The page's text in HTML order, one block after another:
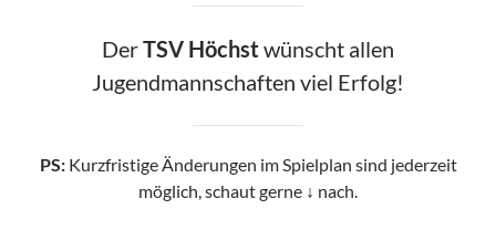
DerTSV Höchst wünscht allen
Jugendmannschaften viel Erfolg!
PS: Kurzfristige Änderungen im Spielplan sind jederzeit
möglich, schaut gerne ↓ nach.